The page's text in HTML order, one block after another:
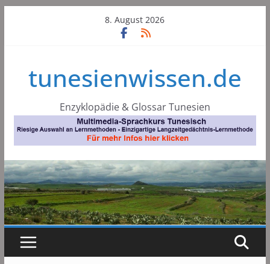
8. August 2026
tunesienwissen.de
Enzyklopädie & Glossar Tunesien